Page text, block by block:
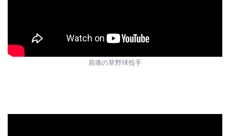
肩痛の草野球投手